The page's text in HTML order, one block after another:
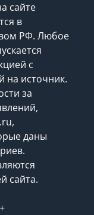
сайте
в
РФ. Любое
с
на источник.
за
даны
сайта.